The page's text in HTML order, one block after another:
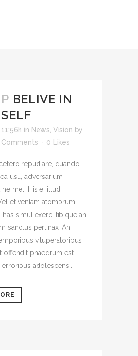
BELIVE IN
in News Vision by
Comments 0 Likes
repudiare, quando
usu, adversarium
ne mel. His ei illud
et veniam atomorum
has simul exerci tibique an.
sanctus pertinax. An
vituperatoribus
offendit phaedrum est.
adolescens...